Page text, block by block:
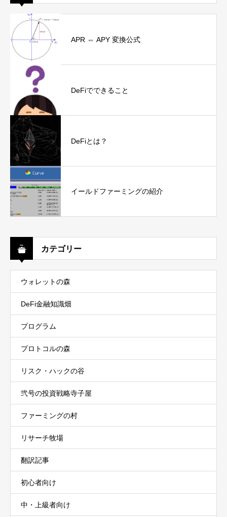
APR ⇔ APY 変換公式
DeFiでできること
DeFiとは？
イールドファーミングの紹介
カテゴリー
ウォレットの森
DeFi金融知識畑
プログラム
プロトコルの森
リスク・ハックの谷
弐号の投資戦略寺子屋
ファーミングの村
リサーチ牧場
翻訳記事
初心者向け
中・上級者向け